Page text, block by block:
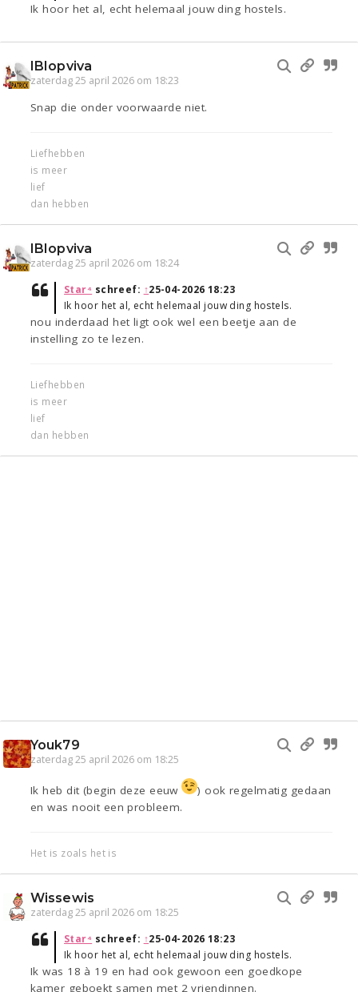
Ik hoor het al, echt helemaal jouw ding hostels.
IBIopviva
zaterdag 25 april 2026 om 18:23
Snap die onder voorwaarde niet.
Liefhebben
is meer
lief
dan hebben
IBIopviva
zaterdag 25 april 2026 om 18:24
Star⁴ schreef: ↑25-04-2026 18:23
Ik hoor het al, echt helemaal jouw ding hostels.
nou inderdaad het ligt ook wel een beetje aan de
instelling zo te lezen.
Liefhebben
is meer
lief
dan hebben
Youk79
zaterdag 25 april 2026 om 18:25
Ik heb dit (begin deze eeuw
) ook regelmatig gedaan
en was nooit een probleem.
Het is zoals het is
Wissewis
zaterdag 25 april 2026 om 18:25
Star⁴ schreef: ↑25-04-2026 18:23
Ik hoor het al, echt helemaal jouw ding hostels.
Ik was 18 à 19 en had ook gewoon een goedkope
kamer geboekt samen met 2 vriendinnen.